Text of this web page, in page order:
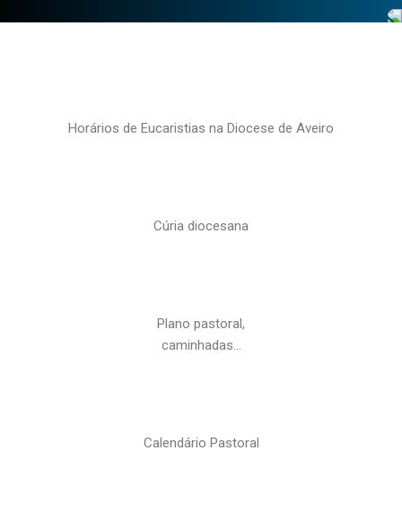
Horários de Eucaristias na Diocese de Aveiro
Cúria diocesana
Plano pastoral,
caminhadas…
Calendário Pastoral